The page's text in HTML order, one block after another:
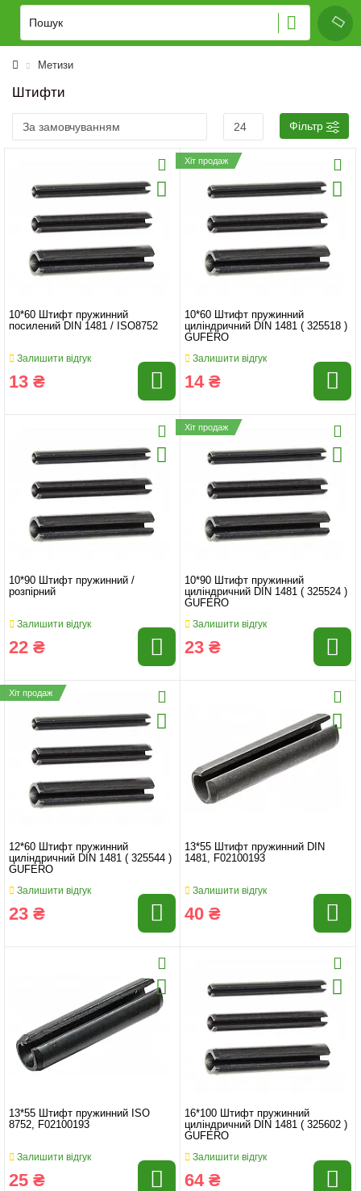
Метизи
Штифти
Фільтр
10*60 Штифт пружинний
посилений DIN 1481 / ISO8752
Залишити відгук
13 ₴
Хіт продаж
10*60 Штифт пружинний
циліндричний DIN 1481 ( 325518 )
GUFERO
Залишити відгук
14 ₴
10*90 Штифт пружинний /
розпірний
Залишити відгук
22 ₴
Хіт продаж
10*90 Штифт пружинний
циліндричний DIN 1481 ( 325524 )
GUFERO
Залишити відгук
23 ₴
Хіт продаж
12*60 Штифт пружинний
циліндричний DIN 1481 ( 325544 )
GUFERO
Залишити відгук
23 ₴
13*55 Штифт пружинний DIN
1481, F02100193
Залишити відгук
40 ₴
13*55 Штифт пружинний ISO
8752, F02100193
Залишити відгук
25 ₴
16*100 Штифт пружинний
циліндричний DIN 1481 ( 325602 )
GUFERO
Залишити відгук
64 ₴